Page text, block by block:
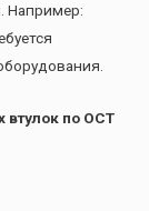
Например:
по ОСТ